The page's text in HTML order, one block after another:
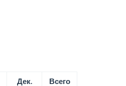
Дек. Всего